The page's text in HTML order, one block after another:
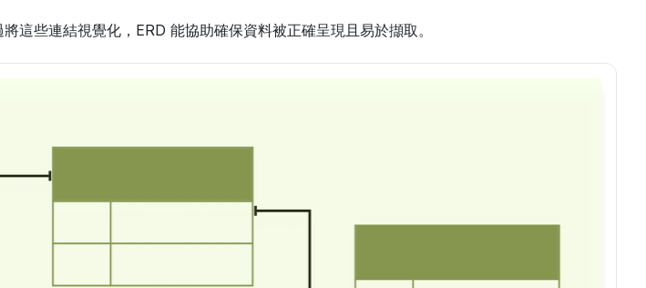
這些連結視覺化，ERD 能協助確保資料被正確呈現且易於擷取。